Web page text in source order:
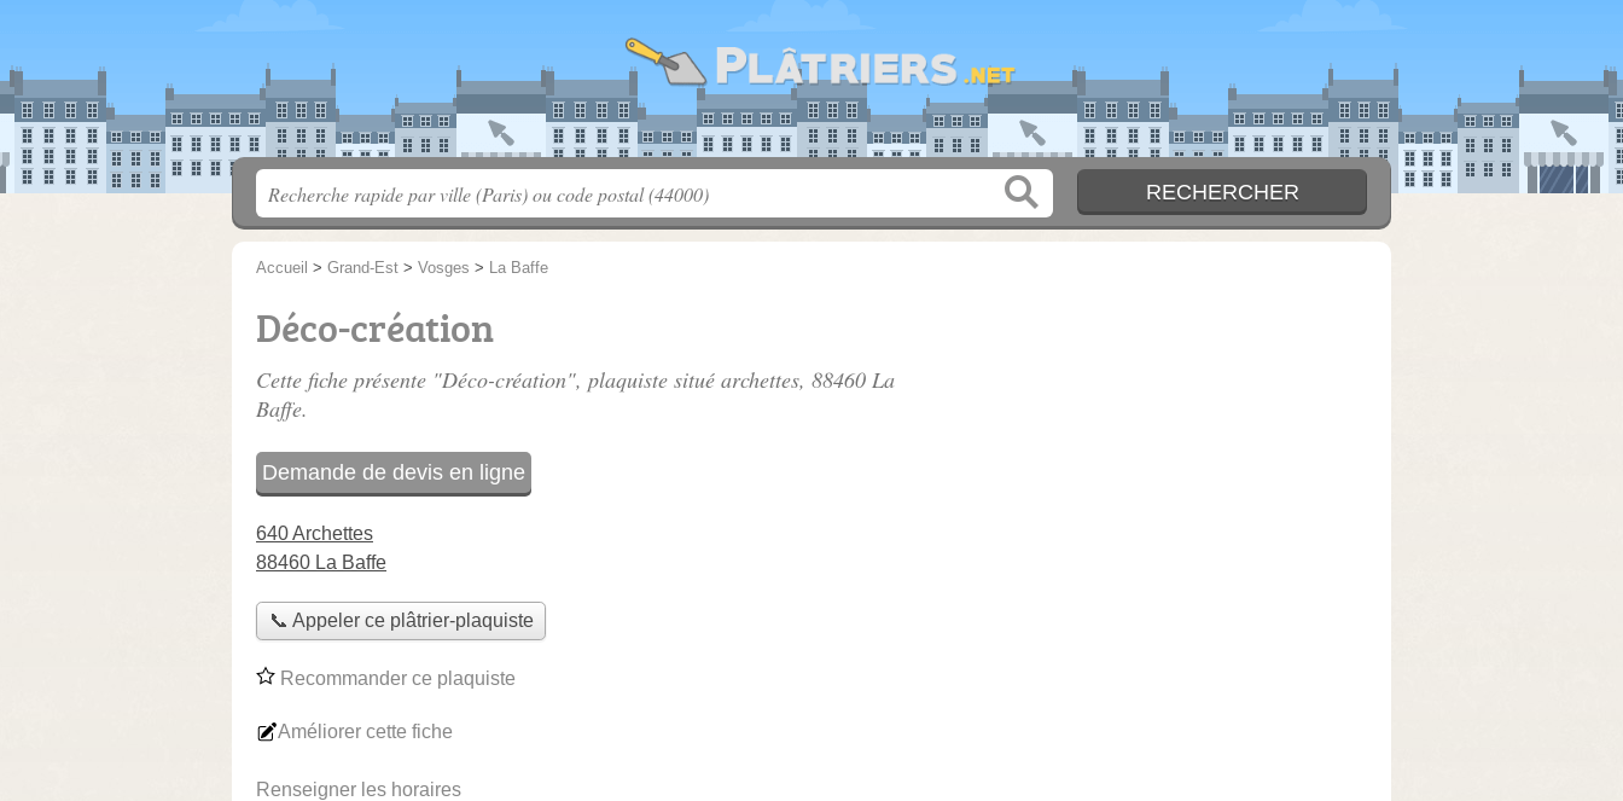
Accueil > Grand-Est > Vosges > La Baffe
Déco-création
Cette fiche présente "Déco-création", plaquiste situé archettes, 88460 La
Baffe.
Demande de devis en ligne
640 Archettes
88460 La Baffe
📞 Appeler ce plâtrier-plaquiste
Recommander ce plaquiste
Améliorer cette fiche
Renseigner les horaires